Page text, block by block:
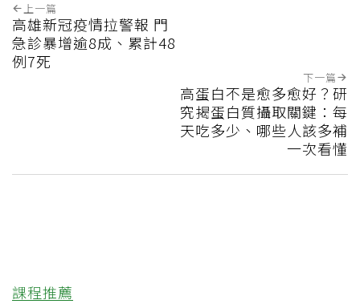
上一篇
高雄新冠疫情拉警報 門
急診暴增逾8成、累計48
例7死
下一篇
高蛋白不是愈多愈好？研
究揭蛋白質攝取關鍵：每
天吃多少、哪些人該多補
一次看懂
課程推薦